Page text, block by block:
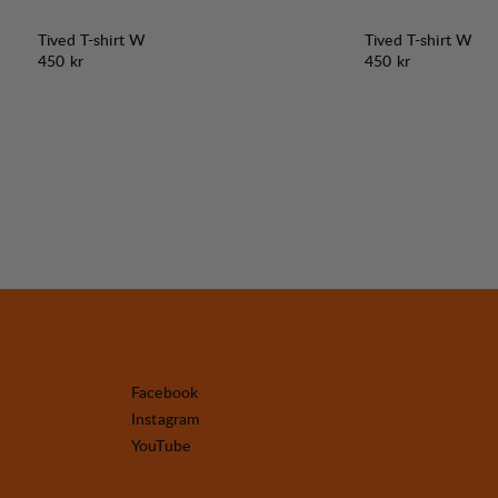
Tived T-shirt W
Pris:
450 kr
Tived T-shirt W
Pris:
450 kr
Facebook
Instagram
YouTube